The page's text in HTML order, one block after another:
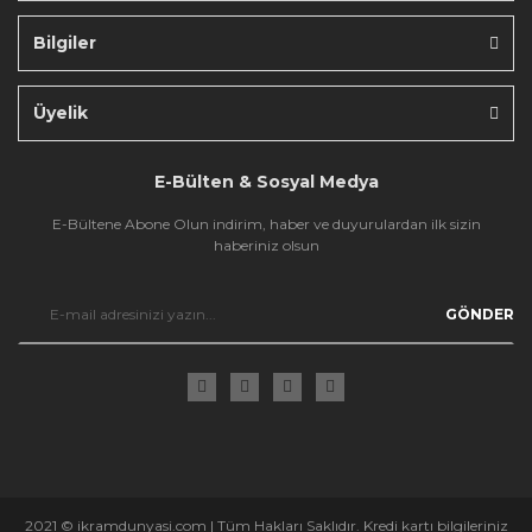
Bilgiler
Üyelik
E-Bülten & Sosyal Medya
E-Bültene Abone Olun indirim, haber ve duyurulardan ilk sizin
haberiniz olsun
GÖNDER
2021 © ikramdunyasi.com | Tüm Hakları Saklıdır. Kredi kartı bilgileriniz